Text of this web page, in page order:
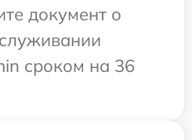
документ о
сроком на 36